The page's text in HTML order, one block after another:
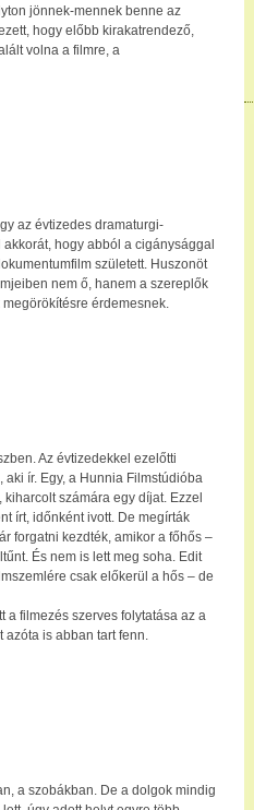
jönnek-mennek benne az
hogy előbb kirakatrendező,
volna a filmre, a
az évtizedes dramaturgi-
hogy abból a cigánysággal
született. Huszonöt
nem ő, hanem a szereplők
érdemesnek.
Az évtizedekkel ezelőtti
ír. Egy, a Hunnia Filmstúdióba
számára egy díjat. Ezzel
írt, időnként ivott. De megírták
forgatni kezdték, amikor a főhős –
És nem is lett meg soha. Edit
csak előkerül a hős – de
a filmezés szerves folytatása az a
azóta is abban tart fenn.
a szobákban. De a dolgok mindig